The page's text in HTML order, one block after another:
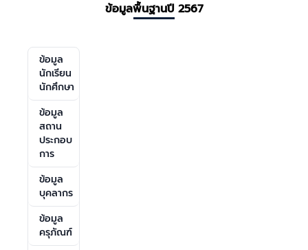
ข้อมูลพื้นฐานปี 2567
ข้อมูล
นักเรียน
นักศึกษา
ข้อมูล
สถาน
ประกอบ
การ
ข้อมูล
บุคลากร
ข้อมูล
ครุภัณฑ์